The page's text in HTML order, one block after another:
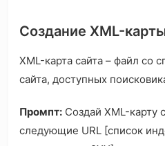
Создание XML-
XML-карта сайта – файл со
сайта, доступных
Промпт: Создай XML-карту
следующие URL [список